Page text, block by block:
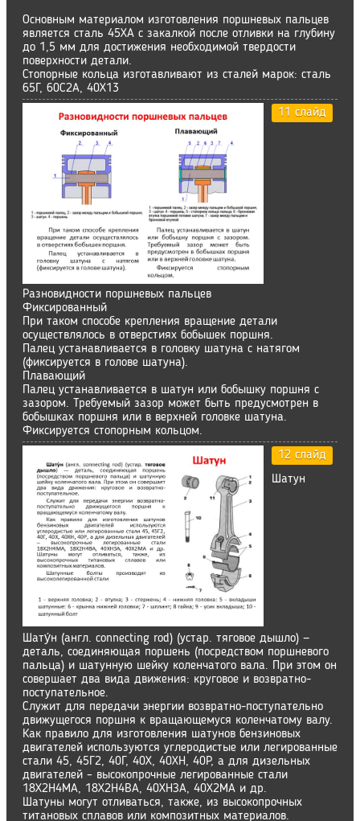
Основным материалом изготовления поршневых пальцев
является сталь 45ХА с закалкой после отливки на глубину
до 1,5 мм для достижения необходимой твердости
поверхности детали.
Стопорные кольца изготавливают из сталей марок: сталь
65Г, 60С2А, 40Х13
11 слайд
Разновидности поршневых пальцев
Фиксированный
При таком способе крепления вращение детали
осуществлялось в отверстиях бобышек поршня.
Палец устанавливается в головку шатуна с натягом
(фиксируется в голове шатуна).
Плавающий
Палец устанавливается в шатун или бобышку поршня с
зазором. Требуемый зазор может быть предусмотрен в
бобышках поршня или в верхней головке шатуна.
Фиксируется стопорным кольцом.
12 слайд
Шатун
Шату́н (англ. connecting rod) (устар. тяговое дышло) —
деталь, соединяющая поршень (посредством поршневого
пальца) и шатунную шейку коленчатого вала. При этом он
совершает два вида движения: круговое и возвратно-
поступательное.
Служит для передачи энергии возвратно-поступательно
движущегося поршня к вращающемуся коленчатому валу.
Как правило для изготовления шатунов бензиновых
двигателей используются углеродистые или легированные
стали 45, 45Г2, 40Г, 40Х, 40ХН, 40Р, а для дизельных
двигателей – высокопрочные легированные стали
18Х2Н4МА, 18Х2Н4ВА, 40ХНЗА, 40Х2МА и др.
Шатуны могут отливаться, также, из высокопрочных
титановых сплавов или композитных материалов.